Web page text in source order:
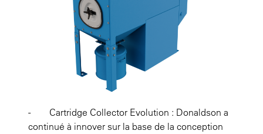
- Cartridge Collector Evolution : Donaldson a
continué à innover sur la base de la conception